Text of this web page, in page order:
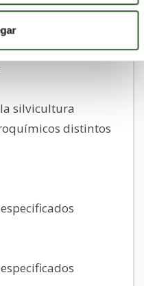
la silvicultura
distintos